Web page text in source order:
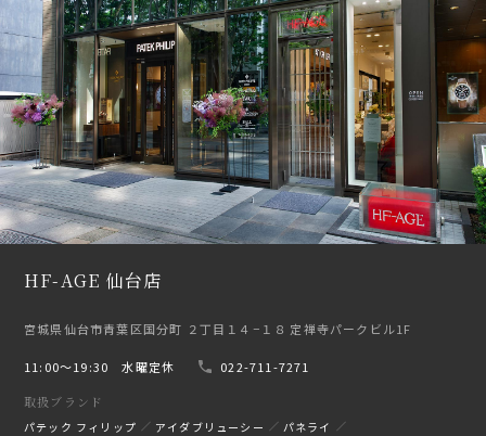
HF-AGE 仙台店
宮城県仙台市青葉区国分町 ２丁目１４−１８ 定禅寺パークビル1F
11:00〜19:30 水曜定休
022-711-7271
取扱ブランド
パテック フィリップ アイダブリューシー
パネライ